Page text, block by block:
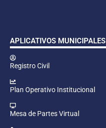
APLICATIVOS MUNICIPALES
Registro Civil
Plan Operativo Institucional
Mesa de Partes Virtual